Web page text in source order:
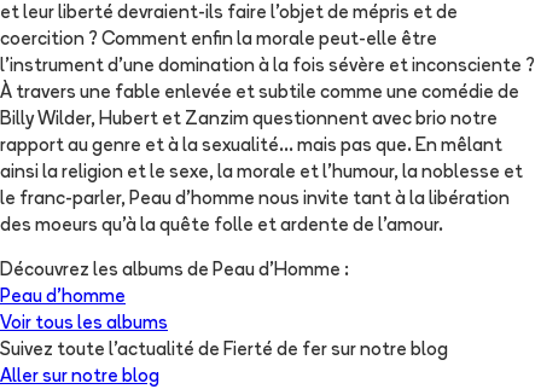
et leur liberté devraient-ils faire l'objet de mépris et de
coercition ? Comment enfin la morale peut-elle être
l'instrument d'une domination à la fois sévère et inconsciente ?
À travers une fable enlevée et subtile comme une comédie de
Billy Wilder, Hubert et Zanzim questionnent avec brio notre
rapport au genre et à la sexualité... mais pas que. En mêlant
ainsi la religion et le sexe, la morale et l'humour, la noblesse et
le franc-parler, Peau d'homme nous invite tant à la libération
des moeurs qu'à la quête folle et ardente de l'amour.
Découvrez les albums de Peau d'Homme :
Peau d'homme
Voir tous les albums
Suivez toute l'actualité de Fierté de fer sur notre blog
Aller sur notre blog